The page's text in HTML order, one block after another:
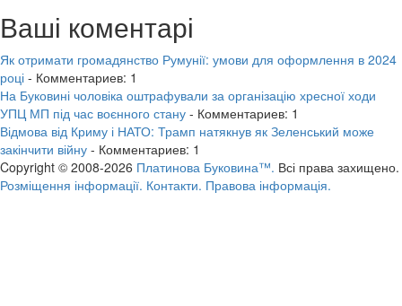
Ваші коментарі
Як отримати громадянство Румунії: умови для оформлення в 2024
році - Комментариев: 1
На Буковині чоловіка оштрафували за організацію хресної ходи
УПЦ МП під час воєнного стану - Комментариев: 1
Відмова від Криму і НАТО: Трамп натякнув як Зеленський може
закінчити війну - Комментариев: 1
Copyright © 2008-2026 Платинова Буковина™. Всі права захищено.
Розміщення інформації. Контакти. Правова інформація.